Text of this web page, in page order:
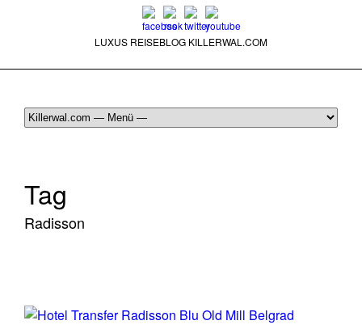
LUXUS REISEBLOG KILLERWAL.COM
Tag
Radisson